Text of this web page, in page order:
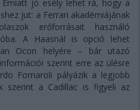
jó esély lehet rá, hogy a
jut: a Ferrari akadémiájának
erőforrásait használó
A Haasnál is opció lehet
Ocon helyére – bár utazó
szerint erre az ülésre
Fornaroli pályázik a legjobb
szerint a Cadillac is figyeli az